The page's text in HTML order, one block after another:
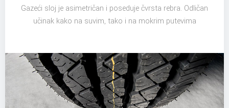
Gazeći sloj je asimetričan i poseduje čvrsta rebra. Odličan
učinak kako na suvim, tako i na mokrim putevima